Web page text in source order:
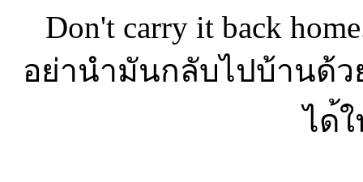
Don't carry it back
อย่านำมันกลับไปบ้านด้
ได